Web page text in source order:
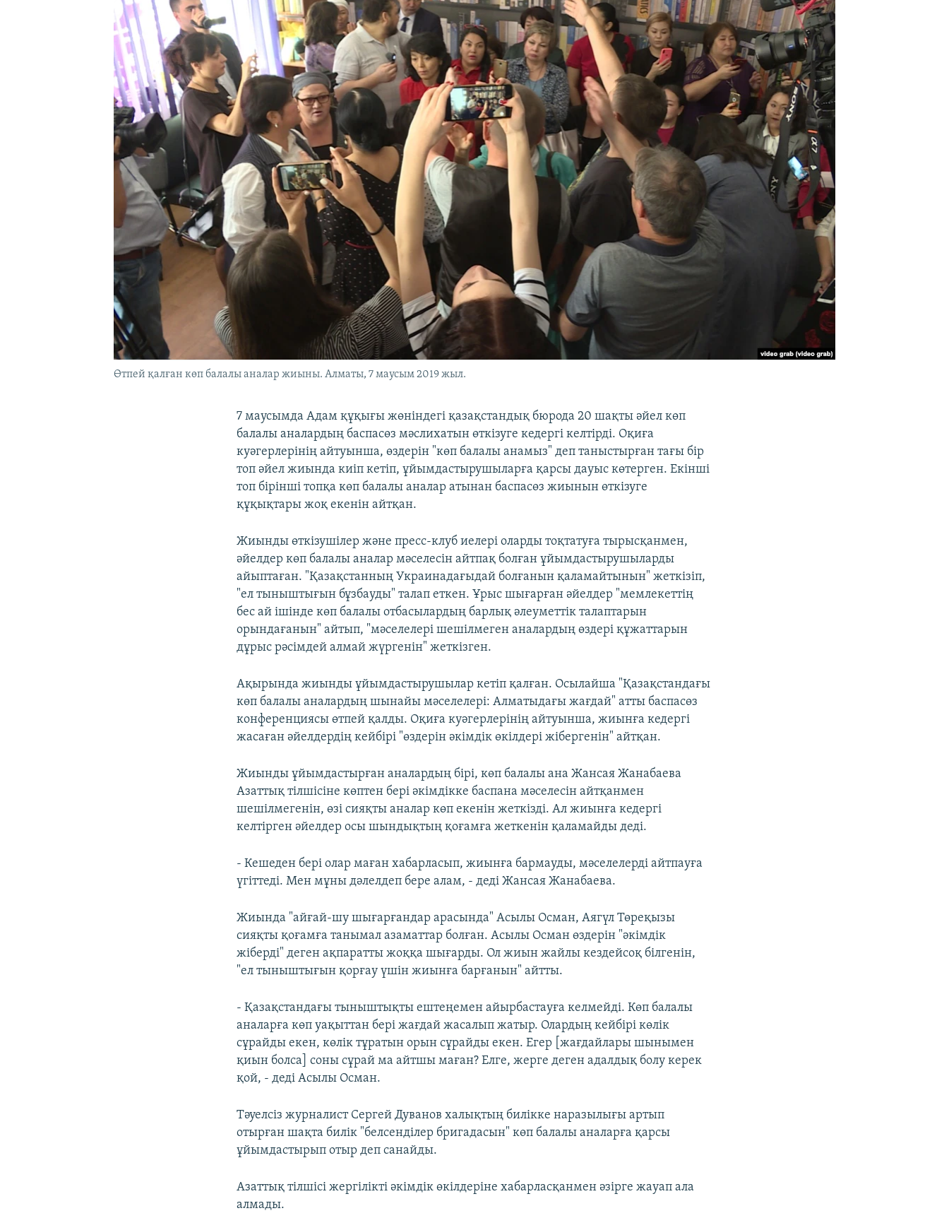
Өтпей қалған көп балалы аналар жиыны. Алматы, 7 маусым 2019 жыл.
7 маусымда Адам құқығы жөніндегі қазақстандық бюрода 20 шақты әйел көп
балалы аналардың баспасөз мәслихатын өткізуге кедергі келтірді. Оқиға
куәгерлерінің айтуынша, өздерін "көп балалы анамыз" деп таныстырған тағы бір
топ әйел жиында киіп кетіп, ұйымдастырушыларға қарсы дауыс көтерген. Екінші
топ бірінші топқа көп балалы аналар атынан баспасөз жиынын өткізуге
құқықтары жоқ екенін айтқан.
Жиынды өткізушілер және пресс-клуб иелері оларды тоқтатуға тырысқанмен,
әйелдер көп балалы аналар мәселесін айтпақ болған ұйымдастырушыларды
айыптаған. "Қазақстанның Украинадағыдай болғанын қаламайтынын" жеткізіп,
"ел тыныштығын бұзбауды" талап еткен. Ұрыс шығарған әйелдер "мемлекеттің
бес ай ішінде көп балалы отбасылардың барлық әлеуметтік талаптарын
орындағанын" айтып, "мәселелері шешілмеген аналардың өздері құжаттарын
дұрыс рәсімдей алмай жүргенін" жеткізген.
Ақырында жиынды ұйымдастырушылар кетіп қалған. Осылайша "Қазақстандағы
көп балалы аналардың шынайы мәселелері: Алматыдағы жағдай" атты баспасөз
конференциясы өтпей қалды. Оқиға куәгерлерінің айтуынша, жиынға кедергі
жасаған әйелдердің кейбірі "өздерін әкімдік өкілдері жібергенін" айтқан.
Жиынды ұйымдастырған аналардың бірі, көп балалы ана Жансая Жанабаева
Азаттық тілшісіне көптен бері әкімдікке баспана мәселесін айтқанмен
шешілмегенін, өзі сияқты аналар көп екенін жеткізді. Ал жиынға кедергі
келтірген әйелдер осы шындықтың қоғамға жеткенін қаламайды деді.
- Кешеден бері олар маған хабарласып, жиынға бармауды, мәселелерді айтпауға
үгіттеді. Мен мұны дәлелдеп бере алам, - деді Жансая Жанабаева.
Жиында "айғай-шу шығарғандар арасында" Асылы Осман, Аягүл Төреқызы
сияқты қоғамға танымал азаматтар болған. Асылы Осман өздерін "әкімдік
жіберді" деген ақпаратты жоққа шығарды. Ол жиын жайлы кездейсоқ білгенін,
"ел тыныштығын қорғау үшін жиынға барғанын" айтты.
- Қазақстандағы тыныштықты ештеңемен айырбастауға келмейді. Көп балалы
аналарға көп уақыттан бері жағдай жасалып жатыр. Олардың кейбірі көлік
сұрайды екен, көлік тұратын орын сұрайды екен. Егер [жағдайлары шынымен
қиын болса] соны сұрай ма айтшы маған? Елге, жерге деген адалдық болу керек
қой, - деді Асылы Осман.
Тәуелсіз журналист Сергей Дуванов халықтың билікке наразылығы артып
отырған шақта билік "белсенділер бригадасын" көп балалы аналарға қарсы
ұйымдастырып отыр деп санайды.
Азаттық тілшісі жергілікті әкімдік өкілдеріне хабарласқанмен әзірге жауап ала
алмады.